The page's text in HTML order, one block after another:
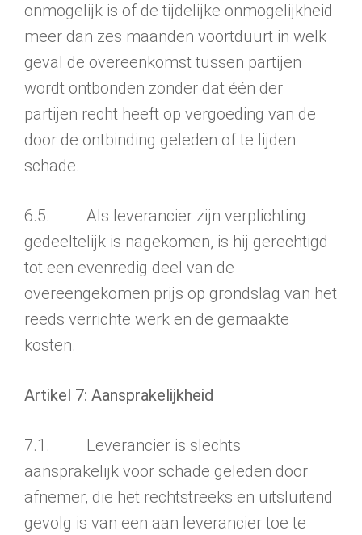
onmogelijk is of de tijdelijke onmogelijkheid
meer dan zes maanden voortduurt in welk
geval de overeenkomst tussen partijen
wordt ontbonden zonder dat één der
partijen recht heeft op vergoeding van de
door de ontbinding geleden of te lijden
schade.
6.5. Als leverancier zijn verplichting
gedeeltelijk is nagekomen, is hij gerechtigd
tot een evenredig deel van de
overeengekomen prijs op grondslag van het
reeds verrichte werk en de gemaakte
kosten.
Artikel 7: Aansprakelijkheid
7.1. Leverancier is slechts
aansprakelijk voor schade geleden door
afnemer, die het recht­streeks en uitsluitend
gevolg is van een aan leverancier toe te